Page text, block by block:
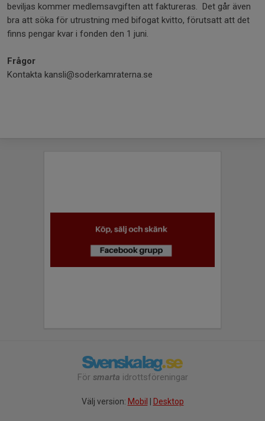
beviljas kommer medlemsavgiften att faktureras. Det går även
bra att söka för utrustning med bifogat kvitto, förutsatt att det
finns pengar kvar i fonden den 1 juni.
Frågor
Kontakta kansli@soderkamraterna.se
För smarta idrottsföreningar
Välj version: Mobil Desktop